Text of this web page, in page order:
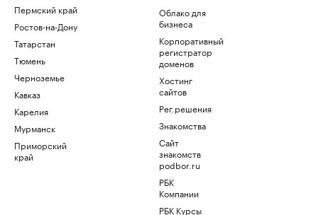
Пермский край
Ростов-на-Дону
Татарстан
Тюмень
Черноземье
Кавказ
Карелия
Мурманск
Приморский
край
Облако для
бизнеса
Корпоративный
регистратор
доменов
Хостинг
сайтов
Рег.решения
Знакомства
Сайт
знакомств
podbor.ru
РБК
Компании
РБК Курсы